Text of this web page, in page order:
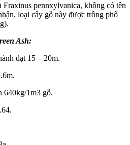
Fraxinus pennxylvanica, không có tên
loại cây gỗ này được trồng phổ
Ash:
đạt 15 – 20m.
640kg/1m3 gỗ.